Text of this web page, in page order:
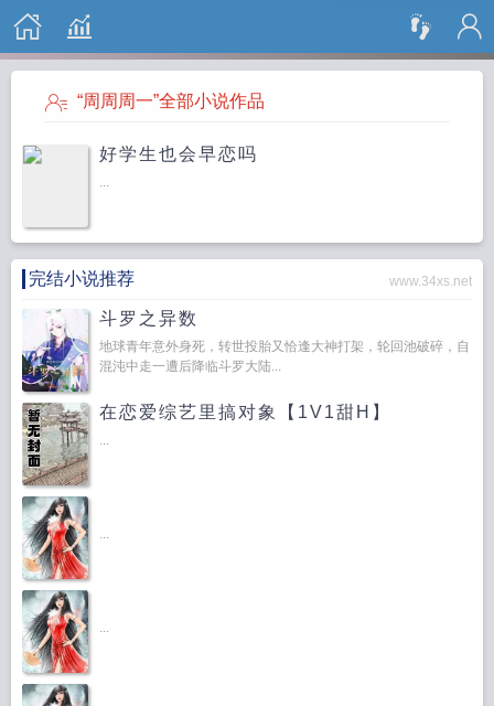
搜 索
“周周周一”全部小说作品
好学生也会早恋吗
...
完结小说推荐 www.34xs.net
斗罗之异数
地球青年意外身死，转世投胎又恰逢大神打架，轮回池破碎，自
混沌中走一遭后降临斗罗大陆...
在恋爱综艺里搞对象【1V1甜H】
...
...
...